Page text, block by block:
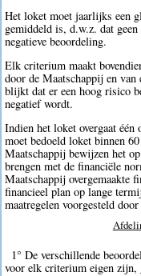
Het loket moet jaarlijks een
gemiddeld is, d.w.z. dat
negatieve beoordeling.
Elk criterium maakt
door de Maatschappij en
blijkt dat er een hoog risico
negatief wordt.
Indien het loket overgaat één
moet bedoeld loket binnen
Maatschappij bewijzen het
brengen met de financiële
Maatschappij overgemaakte
financieel plan op lange
maatregelen voorgesteld
1° De verschillende
voor elk criterium eigen zijn,